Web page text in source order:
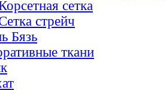
сетка
стрейч
Бязь
ткани